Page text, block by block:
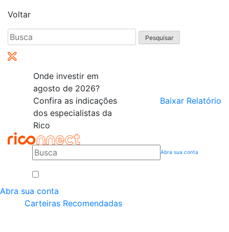
Voltar
Pesquisar
por:
Onde investir em
agosto de 2026?
Confira as indicações
dos especialistas da
Rico
Baixar Relatório
Abra sua conta
Abra sua conta
Carteiras Recomendadas